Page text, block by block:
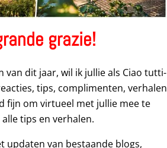
grazie!
van dit jaar, wil ik jullie als Ciao tutti-
tips, complimenten, verhalen
fijn om virtueel met jullie mee te
tips en verhalen.
updaten van bestaande blogs,